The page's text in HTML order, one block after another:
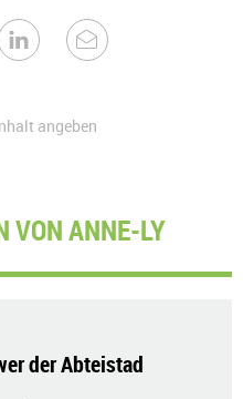
angeben
VON ANNE-LY
der Abteistad